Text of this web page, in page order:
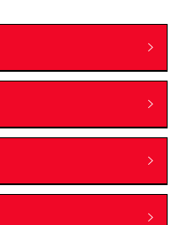



